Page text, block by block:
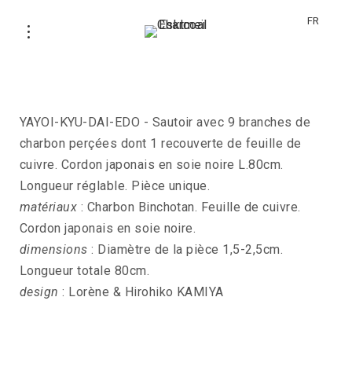
FR
YAYOI-KYU-DAI-EDO - Sautoir avec 9 branches de
charbon perçées dont 1 recouverte de feuille de
cuivre. Cordon japonais en soie noire L.80cm.
Longueur réglable. Pièce unique.
matériaux : Charbon Binchotan. Feuille de cuivre.
Cordon japonais en soie noire.
dimensions : Diamètre de la pièce 1,5-2,5cm.
Longueur totale 80cm.
design : Lorène & Hirohiko KAMIYA